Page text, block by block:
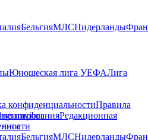
БельгияМЛСНидерланды
Юношеская лига УЕФАЛига
конфиденциальностиПравила
Редакционная
viber
БельгияМЛСНидерланды